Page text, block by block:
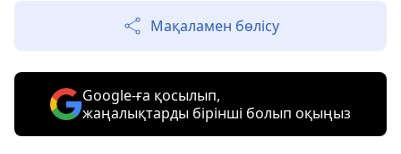
Мақаламен бөлісу
Google-ға қосылып,
жаңалықтарды бірінші болып оқыңыз